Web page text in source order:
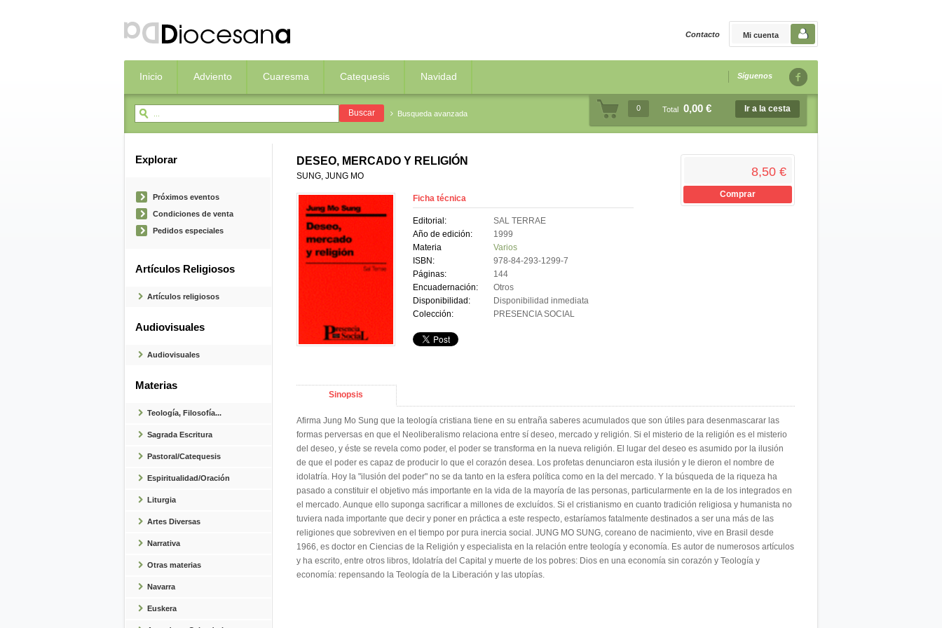
Mi cuenta
Contacto
Inicio Adviento Cuaresma Catequesis Navidad Síguenos
Busqueda avanzada
0 Total 0,00 € Ir a la cesta
Explorar
Próximos eventos
Condiciones de venta
Pedidos especiales
Artículos Religiosos
Artículos religiosos
Audiovisuales
Audiovisuales
Materias
Teología, Filosofía...
Sagrada Escritura
Pastoral/Catequesis
Espiritualidad/Oración
Liturgia
Artes Diversas
Narrativa
Otras materias
Navarra
Euskera
DESEO, MERCADO Y RELIGIÓN
SUNG, JUNG MO
Ficha técnica
Editorial:
SAL TERRAE
Año de edición:
1999
Materia
Varios
ISBN:
978-84-293-1299-7
Páginas:
144
Encuadernación:
Otros
Disponibilidad:
Disponibilidad inmediata
Colección:
PRESENCIA SOCIAL
8,50 €
Comprar
Sinopsis
Afirma Jung Mo Sung que la teología cristiana tiene en su entraña saberes acumulados que son útiles para desenmascarar las
formas perversas en que el Neoliberalismo relaciona entre sí deseo, mercado y religión. Si el misterio de la religión es el misterio
del deseo, y éste se revela como poder, el poder se transforma en la nueva religión. El lugar del deseo es asumido por la ilusión
de que el poder es capaz de producir lo que el corazón desea. Los profetas denunciaron esta ilusión y le dieron el nombre de
idolatría. Hoy la "ilusión del poder" no se da tanto en la esfera política como en la del mercado. Y la búsqueda de la riqueza ha
pasado a constituir el objetivo más importante en la vida de la mayoría de las personas, particularmente en la de los integrados en
el mercado. Aunque ello suponga sacrificar a millones de excluídos. Si el cristianismo en cuanto tradición religiosa y humanista no
tuviera nada importante que decir y poner en práctica a este respecto, estaríamos fatalmente destinados a ser una más de las
religiones que sobreviven en el tiempo por pura inercia social. JUNG MO SUNG, coreano de nacimiento, vive en Brasil desde
1966, es doctor en Ciencias de la Religión y especialista en la relación entre teología y economía. Es autor de numerosos artículos
y ha escrito, entre otros libros, Idolatría del Capital y muerte de los pobres: Dios en una economía sin corazón y Teología y
economía: repensando la Teología de la Liberación y las utopías.